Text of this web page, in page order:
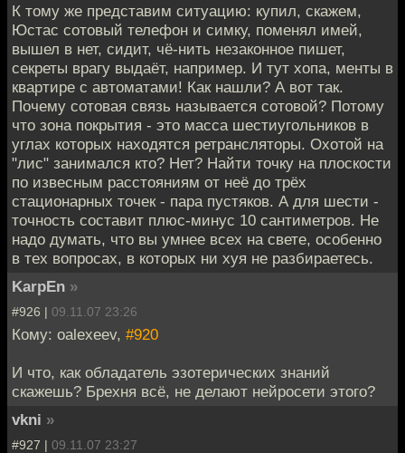
К тому же представим ситуацию: купил, скажем,
Юстас сотовый телефон и симку, поменял имей,
вышел в нет, сидит, чё-нить незаконное пишет,
секреты врагу выдаёт, например. И тут хопа, менты в
квартире с автоматами! Как нашли? А вот так.
Почему сотовая связь называется сотовой? Потому
что зона покрытия - это масса шестиугольников в
углах которых находятся ретрансляторы. Охотой на
"лис" занимался кто? Нет? Найти точку на плоскости
по извесным расстояниям от неё до трёх
стационарных точек - пара пустяков. А для шести -
точность составит плюс-минус 10 сантиметров. Не
надо думать, что вы умнее всех на свете, особенно
в тех вопросах, в которых ни хуя не разбираетесь.
KarpEn »
#926 | 09.11.07 23:26
Кому: oalexeev, #920
И что, как обладатель эзотерических знаний
скажешь? Брехня всё, не делают нейросети этого?
vkni »
#927 | 09.11.07 23:27